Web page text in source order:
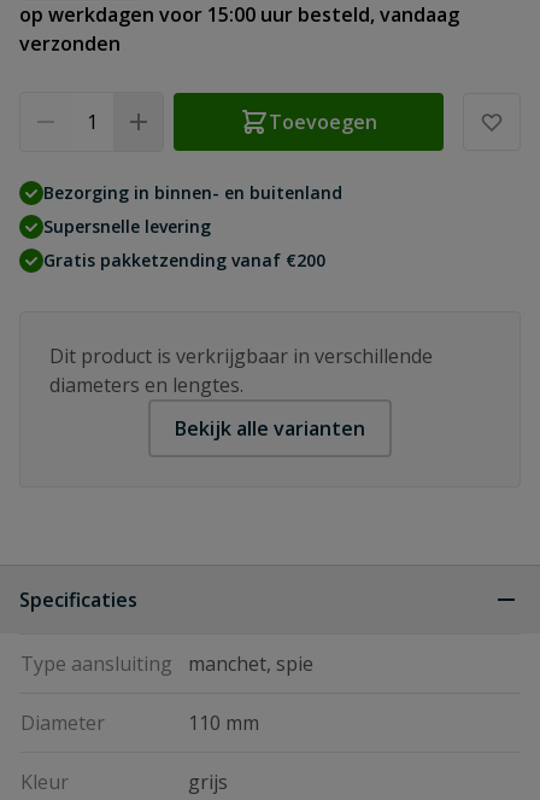
op werkdagen voor 15:00 uur besteld, vandaag
verzonden
Toevoegen
Bezorging in binnen- en buitenland
Supersnelle levering
Gratis pakketzending vanaf €200
Dit product is verkrijgbaar in verschillende
diameters en lengtes.
Bekijk alle varianten
Specificaties
Type aansluiting manchet, spie
Diameter 110 mm
Kleur grijs